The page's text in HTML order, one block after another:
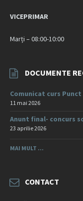
VICEPRIMAR
Marți – 08:00-10:00
DOCUMENTE
Comunicat curs
11 mai 2026
Anunt final- concurs
23 aprilie 2026
MAI MULT ...
CONTACT